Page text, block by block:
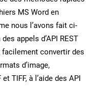
MS Word en
nous l’avons fait ci-
appels d’API REST
facilement convertir des
d’image,
TIFF, à l’aide des API